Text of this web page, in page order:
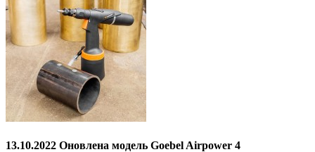
13.10.2022 Оновлена модель Goebel Airpower 4